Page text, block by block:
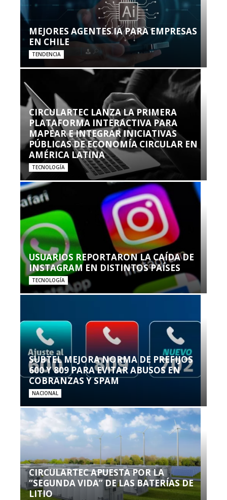
MEJORES AGENTES IA PARA EMPRESAS
EN CHILE
TENDENCIA
CIRCULARTEC LANZA LA PRIMERA
PLATAFORMA INTERACTIVA PARA
MAPEAR E INTEGRAR INICIATIVAS
PÚBLICAS DE ECONOMÍA CIRCULAR EN
AMÉRICA LATINA
TECNOLOGÍA
USUARIOS REPORTARON LA CAÍDA DE
INSTAGRAM EN DISTINTOS PAÍSES
TECNOLOGÍA
SUBTEL MEJORA NORMA DE PREFIJOS
600 Y 809 PARA EVITAR ABUSOS EN
COBRANZAS Y SPAM
NACIONAL
CIRCULARTEC APUESTA POR LA
“SEGUNDA VIDA” DE LAS BATERÍAS DE
LITIO